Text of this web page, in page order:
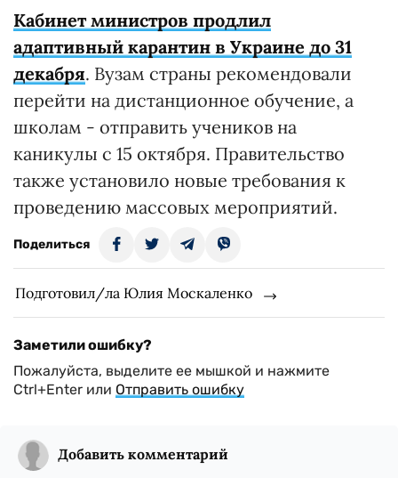
Кабинет министров продлил
адаптивный карантин в Украине до 31
декабря. Вузам страны рекомендовали
перейти на дистанционное обучение, а
школам - отправить учеников на
каникулы с 15 октября. Правительство
также установило новые требования к
проведению массовых мероприятий.
Поделиться
Подготовил/ла Юлия Москаленко
Заметили ошибку?
Пожалуйста, выделите ее мышкой и нажмите
Ctrl+Enter или Отправить ошибку
Добавить комментарий